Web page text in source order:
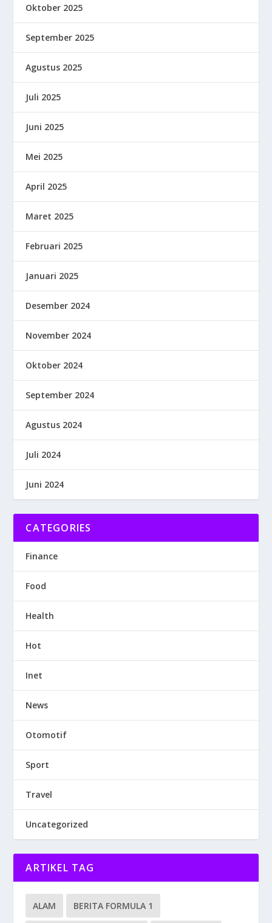
Oktober 2025
September 2025
Agustus 2025
Juli 2025
Juni 2025
Mei 2025
April 2025
Maret 2025
Februari 2025
Januari 2025
Desember 2024
November 2024
Oktober 2024
September 2024
Agustus 2024
Juli 2024
Juni 2024
CATEGORIES
Finance
Food
Health
Hot
Inet
News
Otomotif
Sport
Travel
Uncategorized
ARTIKEL TAG
ALAM BERITA FORMULA 1